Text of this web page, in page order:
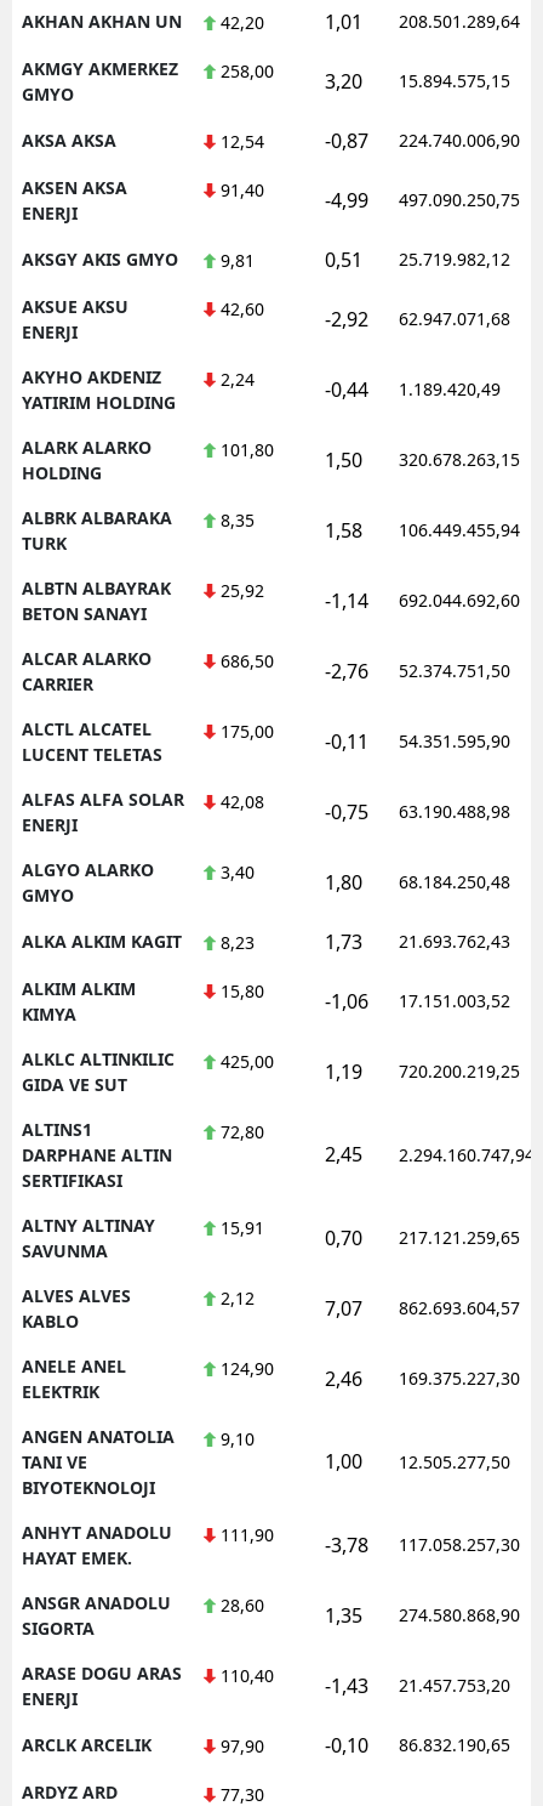
Niğde
Samsun
Sinop
Tokat
Şanlıurfa
Uşak
Zonguldak
Kırıkkale
Batman
Bartın
Yalova
Osmaniye
AKHAN AKHAN UN 42,20 1,01 208.501.289,64
AKMGY AKMERKEZ
GMYO
258,00 3,20 15.894.575,15
AKSA AKSA 12,54 -0,87 224.740.006,90
AKSEN AKSA
ENERJI
91,40 -4,99 497.090.250,75
AKSGY AKIS GMYO 9,81 0,51 25.719.982,12
AKSUE AKSU
ENERJI
42,60 -2,92 62.947.071,68
AKYHO AKDENIZ
YATIRIM HOLDING
2,24 -0,44 1.189.420,49
ALARK ALARKO
HOLDING
101,80 1,50 320.678.263,15
ALBRK ALBARAKA
TURK
8,35 1,58 106.449.455,94
ALBTN ALBAYRAK
BETON SANAYI
25,92 -1,14 692.044.692,60
ALCAR ALARKO
CARRIER
686,50 -2,76 52.374.751,50
ALCTL ALCATEL
LUCENT TELETAS
175,00 -0,11 54.351.595,90
ALFAS ALFA SOLAR
ENERJI
42,08 -0,75 63.190.488,98
ALGYO ALARKO
GMYO
3,40 1,80 68.184.250,48
ALKA ALKIM KAGIT 8,23 1,73 21.693.762,43
ALKIM ALKIM
KIMYA
15,80 -1,06 17.151.003,52
ALKLC ALTINKILIC
GIDA VE SUT
425,00 1,19 720.200.219,25
ALTINS1
DARPHANE ALTIN
SERTIFIKASI
72,80
2,45 2.294.160.747,94
ALTNY ALTINAY
SAVUNMA
15,91 0,70 217.121.259,65
ALVES ALVES
KABLO
2,12 7,07 862.693.604,57
ANELE ANEL
ELEKTRIK
124,90 2,46 169.375.227,30
ANGEN ANATOLIA
TANI VE
BIYOTEKNOLOJI
9,10
1,00 12.505.277,50
ANHYT ANADOLU
HAYAT EMEK.
111,90 -3,78 117.058.257,30
ANSGR ANADOLU
SIGORTA
28,60 1,35 274.580.868,90
ARASE DOGU ARAS
ENERJI
110,40 -1,43 21.457.753,20
ARCLK ARCELIK 97,90 -0,10 86.832.190,65
ARDYZ ARD
77,30